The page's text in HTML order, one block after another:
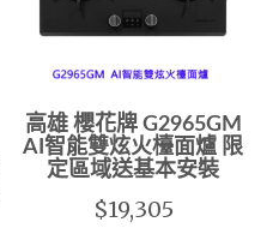
高雄 櫻花牌 G2965GM
AI智能雙炫火檯面爐 限
定區域送基本安裝
$19,305